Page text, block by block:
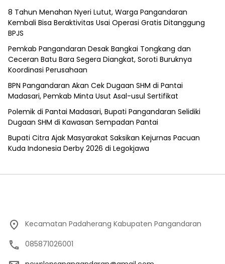
8 Tahun Menahan Nyeri Lutut, Warga Pangandaran
Kembali Bisa Beraktivitas Usai Operasi Gratis Ditanggung
BPJS
Pemkab Pangandaran Desak Bangkai Tongkang dan
Ceceran Batu Bara Segera Diangkat, Soroti Buruknya
Koordinasi Perusahaan
BPN Pangandaran Akan Cek Dugaan SHM di Pantai
Madasari, Pemkab Minta Usut Asal-usul Sertifikat
Polemik di Pantai Madasari, Bupati Pangandaran Selidiki
Dugaan SHM di Kawasan Sempadan Pantai
Bupati Citra Ajak Masyarakat Saksikan Kejurnas Pacuan
Kuda Indonesia Derby 2026 di Legokjawa
Kecamatan Padaherang Kabupaten Pangandaran
085871026001